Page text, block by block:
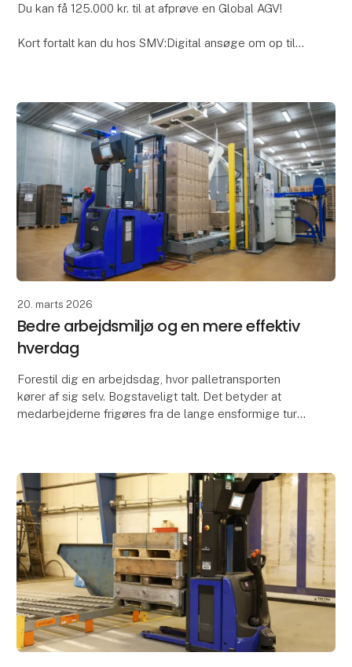
Du kan få 125.000 kr. til at afprøve en Global AGV!
Kort fortalt kan du hos SMV:Digital ansøge om op til
20. marts 2026
Bedre arbejdsmiljø og en mere effektiv
hverdag
Forestil dig en arbejdsdag, hvor palletransporten
kører af sig selv. Bogstaveligt talt. Det betyder at
medarbejderne frigøres fra de lange ensformige ture